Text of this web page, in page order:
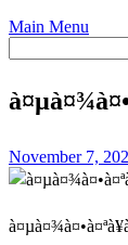
Main Menu
November 7,